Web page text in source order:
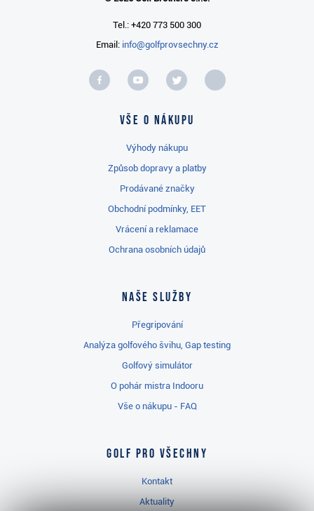
Tel.: +420 773 500 300
Email: info@golfprovsechny.cz
Vše o nákupu
Výhody nákupu
Způsob dopravy a platby
Prodávané značky
Obchodní podmínky, EET
Vrácení a reklamace
Ochrana osobních údajů
Naše služby
Přegripování
Analýza golfového švihu, Gap testing
Golfový simulátor
O pohár mistra Indooru
Vše o nákupu - FAQ
Golf pro všechny
Kontakt
Aktuality